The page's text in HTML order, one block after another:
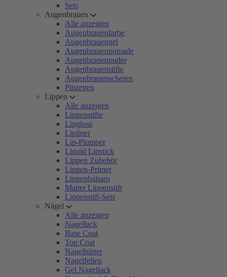
Sets
Augenbrauen
Alle anzeigen
Augenbrauenfarbe
Augenbrauengel
Augenbrauenpomade
Augenbrauenpuder
Augenbrauenstifte
Augenbrauenscheren
Pinzetten
Lippen
Alle anzeigen
Lippenstifte
Lipgloss
Lipliner
Lip-Plumper
Liquid Lipstick
Lippen Zubehör
Lippen-Primer
Lippenbalsam
Matter Lippenstift
Lippenstift-Sets
Nägel
Alle anzeigen
Nagellack
Base Coat
Top Coat
Nagelhärter
Nagelfeilen
Gel Nagellack